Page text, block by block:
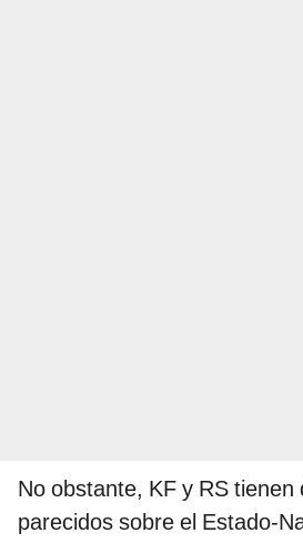
No obstante, KF y RS tienen
parecidos sobre el Estado-